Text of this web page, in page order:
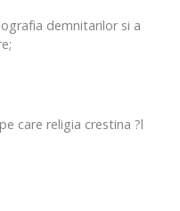
demnitarilor si a
care religia crestina ?l